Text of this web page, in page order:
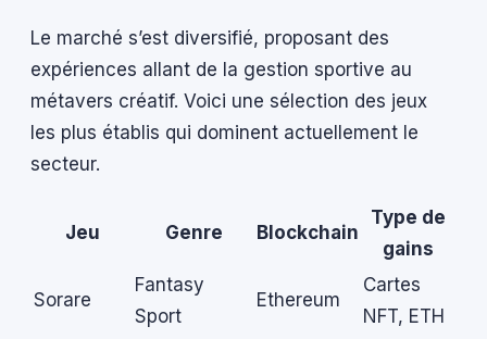
Le marché s’est diversifié, proposant des
expériences allant de la gestion sportive au
métavers créatif. Voici une sélection des jeux
les plus établis qui dominent actuellement le
secteur.
Jeu Genre Blockchain
Type de
gains
Sorare
Fantasy
Sport
Ethereum
Cartes
NFT, ETH